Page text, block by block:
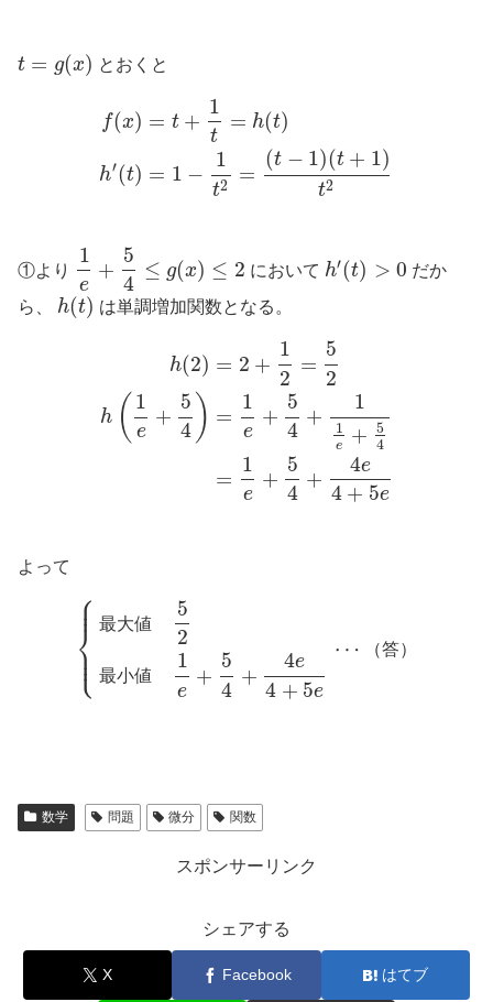
t = g(x) とおくと
f(x)
h′(t)
= t +
1
t
= h(t)
= 1 −
1
t2 =
(t − 1)(t + 1)
t2
①より
1
e
+
5
4
≤ g(x) ≤ 2 において h′(t) > 0 だか
ら、 h(t) は単調増加関数となる。
h(2)
h ( 1
e
+
5
4 )
= 2 +
1
2
=
5
2
=
1
e
+
5
4
+
1
1
e + 5
4
=
1
e
+
5
4
+
4e
4 + 5e
よって
⎧
⎩
⎨⎪
⎪
⎪⎪
最大値
最小値
5
2
1
e
+
5
4
+
4e
4 + 5e
⋯ （答）
数学 問題 微分 関数
スポンサーリンク
シェアする
X Facebook はてブ